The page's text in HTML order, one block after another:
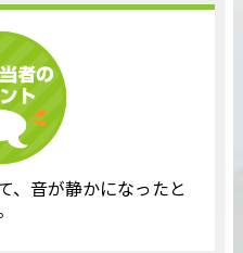
、音が静かになったと